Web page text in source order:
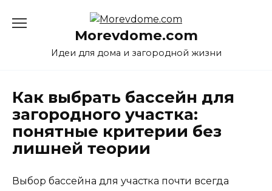
Morevdome.com
Идеи для дома и загородной жизни
Как выбрать бассейн для
загородного участка:
понятные критерии без
лишней теории
Выбор бассейна для участка почти всегда